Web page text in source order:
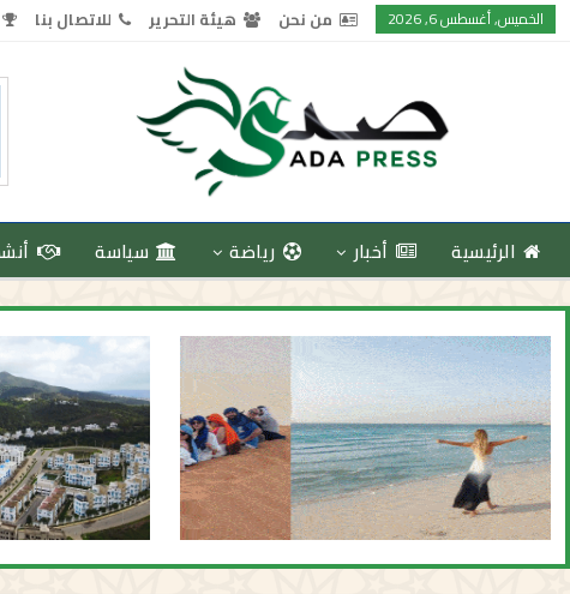
الخميس, أغسطس 6, 2026 من نحن هيئة التحرير للاتصال بنا
الرئيسية أخبار رياضة سياسة